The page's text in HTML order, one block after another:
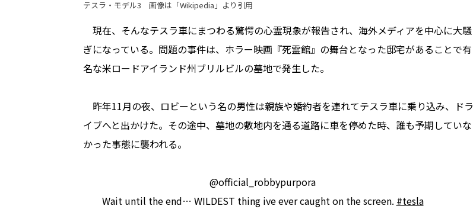
テスラ・モデル3 画像は「Wikipedia 」より引用
現在、そんなテスラ車にまつわる驚愕の心霊現象が報告され、海外メディアを中心に大騒
ぎになっている。問題の事件は、ホラー映画『死霊館』の舞台となった邸宅があることで有
名な米ロードアイランド州ブリルビルの墓地で発生した。
昨年11月の夜、ロビーという名の男性は親族や婚約者を連れてテスラ車に乗り込み、ドラ
イブへと出かけた。その途中、墓地の敷地内を通る道路に車を停めた時、誰も予期していな
かった事態に襲われる。
@official_robbypurpora
Wait until the end… WILDEST thing ive ever caught on the screen. #tesla